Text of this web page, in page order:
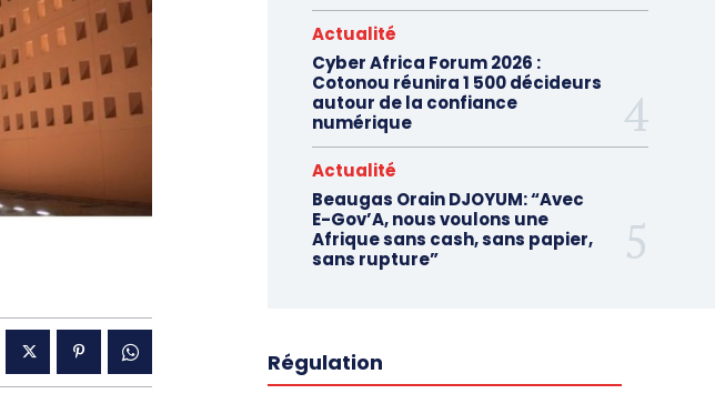
Actualité
Cyber Africa Forum 2026 :
Cotonou réunira 1 500 décideurs
autour de la confiance
numérique
Actualité
Beaugas Orain DJOYUM: “Avec
E-Gov’A, nous voulons une
Afrique sans cash, sans papier,
sans rupture”
Régulation